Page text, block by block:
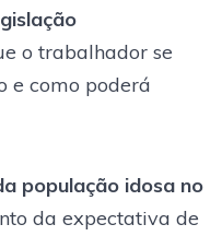
o trabalhador se
e como poderá
população idosa no
da expectativa de